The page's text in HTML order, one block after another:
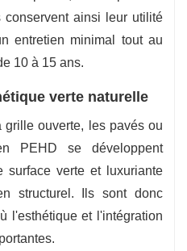
ainsi leur utilité
entretien minimal tout au
10 à 15 ans.
verte naturelle
ouverte, les pavés ou
PEHD se développent
surface verte et luxuriante
structurel. Ils sont donc
l'esthétique et l'intégration